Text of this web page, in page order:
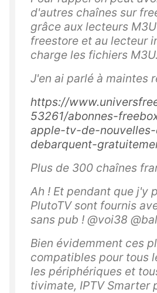
d'autres chaînes sur
grâce aux lecteurs
freestore et au lecteur
charge les fichiers M3U.
J'en ai parlé à maintes
https://
53261/abonnes-
apple-tv-de-
debarquent-
Plus de 300 chaînes
Ah ! Et pendant que j'y
PlutoTV sont fournis
sans pub ! @voi38
Bien évidemment ces
compatibles pour tous
les périphériques et
tivimate, IPTV Smarter